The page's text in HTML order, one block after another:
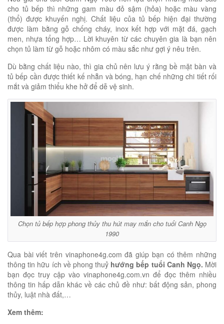
cho tủ bếp thì những gam màu đỏ sậm (hỏa) hoặc màu vàng
(thổ) được khuyến nghị. Chất liệu của tủ bếp hiện đại thường
được làm bằng gỗ chống cháy, inox kết hợp với mặt đá, gạch
men, nhựa tổng hợp… Lời khuyên từ các chuyên gia là bạn nên
chọn tủ làm từ gỗ hoặc nhôm có màu sắc như gợi ý nêu trên.
Dù bằng chất liệu nào, thì gia chủ nên lưu ý rằng bề mặt bàn và
tủ bếp cần được thiết kế nhẵn và bóng, hạn chế những chi tiết rối
mắt và giảm thiểu khe hở để dễ vệ sinh.
Chọn tủ bếp hợp phong thủy thu hút may mắn cho tuổi Canh Ngọ
1990
Qua bài viết trên vinaphone4g.com đã giúp bạn có thêm những
thông tin hữu ích về phong thuỷ hướng bếp tuổi Canh Ngọ. Mời
bạn đọc truy cập vào vinaphone4g.com.vn để đọc thêm nhiều
thông tin hấp dẫn khác về các chủ đề như: bất động sản, phong
thủy, luật nhà đất,…
Xem thêm: